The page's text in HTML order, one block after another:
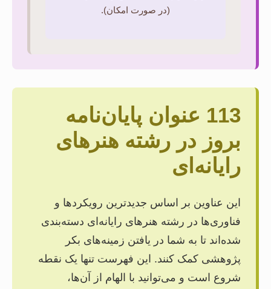
(در صورت امکان).
113 عنوان پایان‌نامه
بروز در رشته هنرهای
رایانه‌ای
این عناوین بر اساس جدیدترین رویکردها و
فناوری‌ها در رشته هنرهای رایانه‌ای دسته‌بندی
شده‌اند تا به شما در یافتن زمینه‌های بکر
پژوهشی کمک کنند. این فهرست تنها یک نقطه
شروع است و می‌توانید با الهام از آن‌ها،